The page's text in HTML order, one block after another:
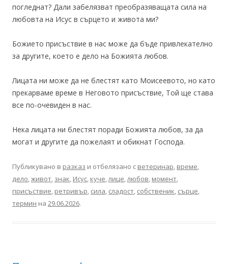
погледнат? Дали забелязват преобразяващата сила на
любовта на Исус в сърцето и живота ми?
Божието присъствие в нас може да бъде привлекателно
за другите, което е дело на Божията любов.
Лицата ни може да не блестят като Моисеевото, но като
прекарваме време в Неговото присъствие, Той ще става
все по-очевиден в нас.
Нека лицата ни блестят поради Божията любов, за да
могат и другите да пожелаят и обикнат Господа.
Публикувано в разказ и отбелязано с ветеринар, време,
дело,живот, знак, Исус, куче,лице,любов, момент,
присъствие, ретривър, сила, сладост, собственик, сърце,
термин на 29.06.2026.